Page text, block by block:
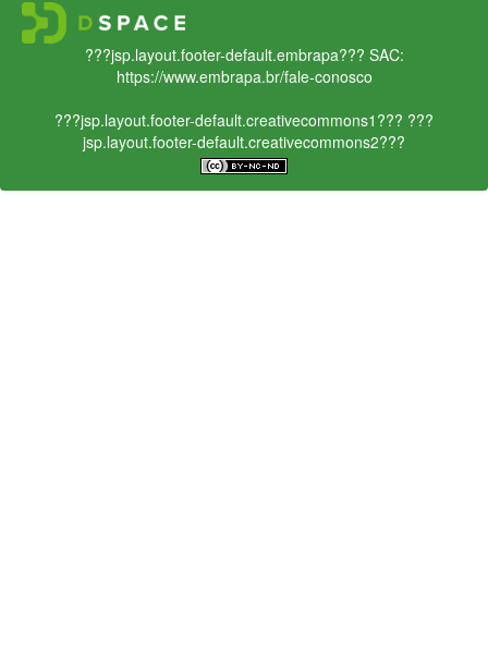
???jsp.layout.footer-default.embrapa??? SAC:
https://www.embrapa.br/fale-conosco
???jsp.layout.footer-default.creativecommons1??? ???
jsp.layout.footer-default.creativecommons2???